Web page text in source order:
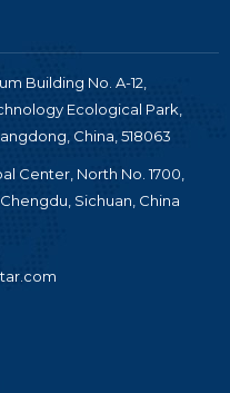
Building No. A-12,
Ecological Park,
China, 518063
Center, North No. 1700,
Sichuan, China